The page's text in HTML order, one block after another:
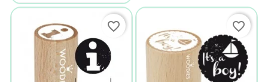
favorite_border favorite_border